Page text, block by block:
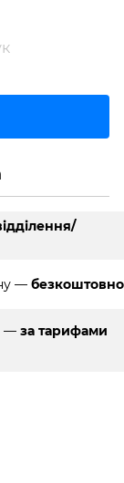
— безкоштовно
— за тарифами